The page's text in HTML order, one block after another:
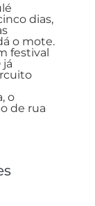
dias,
o mote.
festival
já
o
de rua